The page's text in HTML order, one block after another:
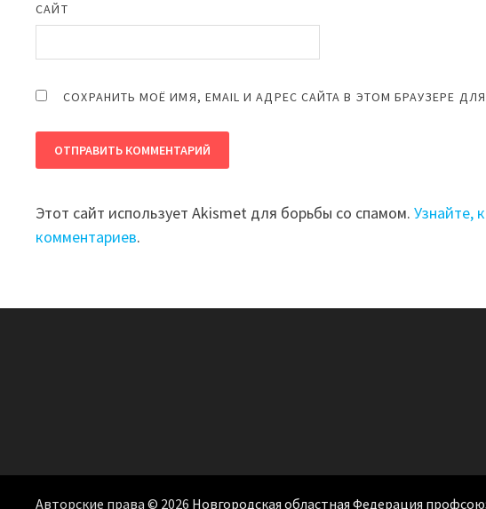
САЙТ
СОХРАНИТЬ МОЁ ИМЯ, EMAIL И АДРЕС САЙТА В ЭТОМ БРАУЗЕРЕ
Этот сайт использует Akismet для борьбы со спамом.Узнайте,
комментариев.
Авторские права © 2026 Новгородская областная Федерация